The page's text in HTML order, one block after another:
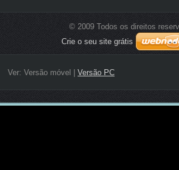
© 2009 Todos os direitos
Crie o seu site grátis
Ver: Versão móvel Versão PC